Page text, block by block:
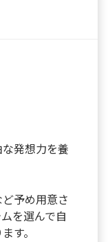
発想力を養
予め用意さ
を選んで自
す。